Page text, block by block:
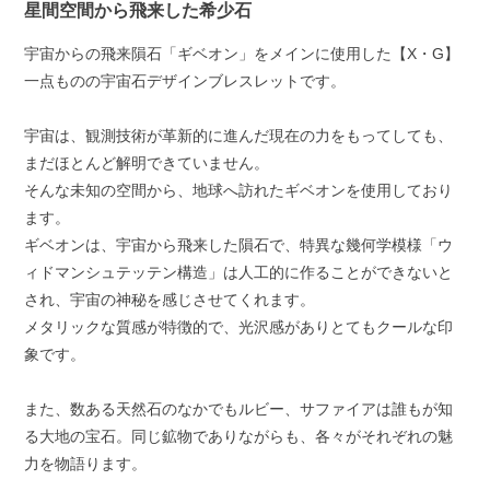
星間空間から飛来した希少石
宇宙からの飛来隕石「ギベオン」をメインに使用した【X・G】
一点ものの宇宙石デザインブレスレットです。
宇宙は、観測技術が革新的に進んだ現在の力をもってしても、
まだほとんど解明できていません。
そんな未知の空間から、地球へ訪れたギベオンを使用しており
ます。
ギベオンは、宇宙から飛来した隕石で、特異な幾何学模様「ウ
ィドマンシュテッテン構造」は人工的に作ることができないと
され、宇宙の神秘を感じさせてくれます。
メタリックな質感が特徴的で、光沢感がありとてもクールな印
象です。
また、数ある天然石のなかでもルビー、サファイアは誰もが知
る大地の宝石。同じ鉱物でありながらも、各々がそれぞれの魅
力を物語ります。